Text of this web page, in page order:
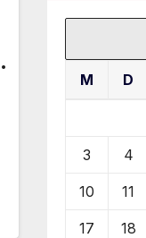
M D
3 4
10 11
17 18